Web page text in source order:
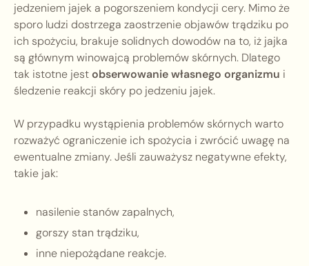
jedzeniem jajek a pogorszeniem kondycji cery. Mimo że
sporo ludzi dostrzega zaostrzenie objawów trądziku po
ich spożyciu, brakuje solidnych dowodów na to, iż jajka
są głównym winowajcą problemów skórnych. Dlatego
tak istotne jestobserwowanie własnego organizmu i
śledzenie reakcji skóry po jedzeniu jajek.
W przypadku wystąpienia problemów skórnych warto
rozważyć ograniczenie ich spożycia i zwrócić uwagę na
ewentualne zmiany. Jeśli zauważysz negatywne efekty,
takie jak:
nasilenie stanów zapalnych,
gorszy stan trądziku,
inne niepożądane reakcje.